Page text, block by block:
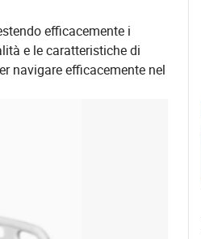
efficacemente i
e le caratteristiche di
navigare efficacemente nel